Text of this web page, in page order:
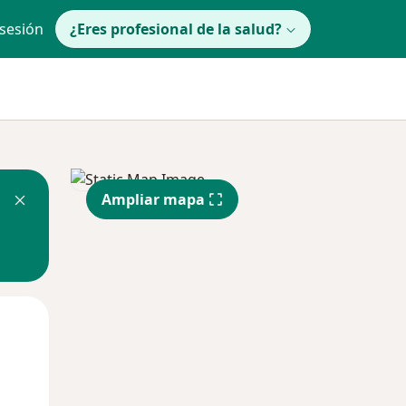
¿Eres profesional de la salud?
Ampliar mapa